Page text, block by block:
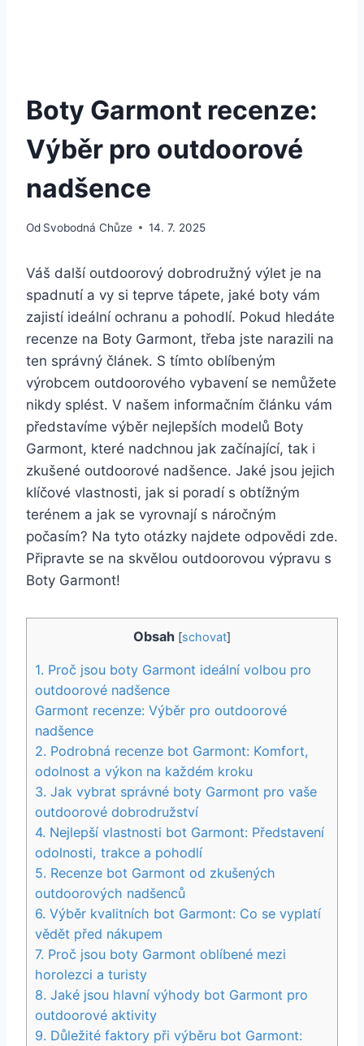
Boty Garmont recenze:
Výběr pro outdoorové
nadšence
Od Svobodná Chůze 14. 7. 2025
Váš​ další outdoorový ⁤dobrodružný výlet je​ na
spadnutí a vy si ⁣teprve tápete, ⁢jaké boty vám
zajistí ideální ochranu a pohodlí. Pokud hledáte
recenze ⁢na Boty Garmont, třeba jste ⁣narazili na
ten ⁣správný článek. S tímto oblíbeným
výrobcem⁢ outdoorového vybavení se nemůžete
nikdy splést. V našem ‌informačním článku vám
představíme​ výběr nejlepších modelů Boty
‍Garmont, které nadchnou jak začínající, tak i
zkušené outdoorové ⁣nadšence. Jaké⁢ jsou jejich
klíčové vlastnosti, jak si poradí⁢ s obtížným​
terénem ‌a jak⁣ se vyrovnají s náročným
počasím? Na ⁣tyto otázky⁤ najdete odpovědi zde.
Připravte se na skvělou outdoorovou ⁤výpravu s
Boty Garmont!
Obsah [schovat]
1. Proč jsou ‍boty Garmont ideální volbou ‌pro
outdoorové nadšence
Garmont recenze: Výběr pro outdoorové
nadšence
2. Podrobná recenze bot Garmont: Komfort,
odolnost a výkon na každém kroku
3. ​Jak ‌vybrat správné boty Garmont pro vaše
outdoorové dobrodružství
4. ⁣Nejlepší vlastnosti bot Garmont: Představení
odolnosti, trakce a pohodlí
5. Recenze bot Garmont⁣ od zkušených
‌outdoorových nadšenců
6. Výběr kvalitních bot Garmont: Co se vyplatí
vědět před nákupem
7. Proč jsou boty Garmont oblíbené mezi
horolezci​ a turisty
8. Jaké jsou hlavní výhody bot​ Garmont pro
outdoorové ⁢aktivity
9. Důležité faktory při výběru bot‍ Garmont: